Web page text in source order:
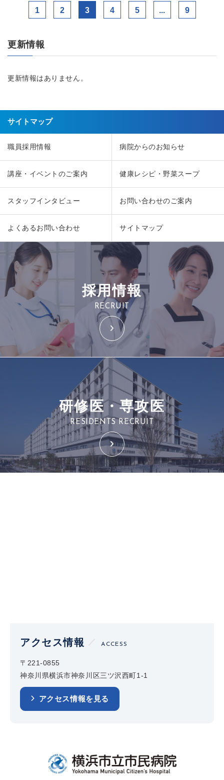
1 2 3 4 5 ... 9
更新情報
更新情報はありません。
サイトマップ
職員採用情報 病院からのお知らせ
講座・イベントのご案内 健康レシピ・野菜スープ
スタッフインタビュー お問い合わせのご案内
よくあるお問い合わせ サイトマップ
採用情報
RECRUIT
研修医・専攻医
RESIDENTS RECRUIT
アクセス情報 ACCESS
〒221-0855
神奈川県横浜市神奈川区三ツ沢西町1-1
アクセス情報を見る